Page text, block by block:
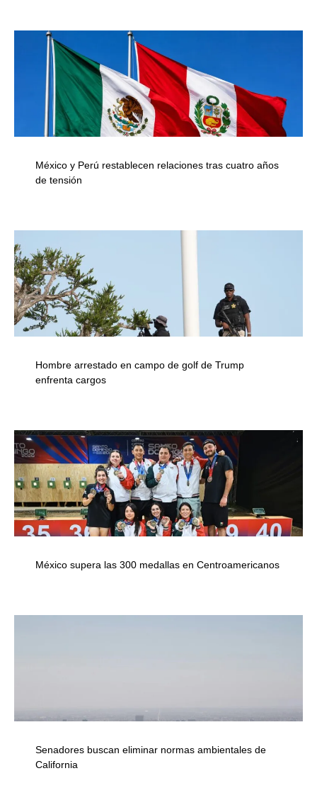
México y Perú restablecen relaciones tras cuatro años
de tensión
Hombre arrestado en campo de golf de Trump
enfrenta cargos
México supera las 300 medallas en Centroamericanos
Senadores buscan eliminar normas ambientales de
California